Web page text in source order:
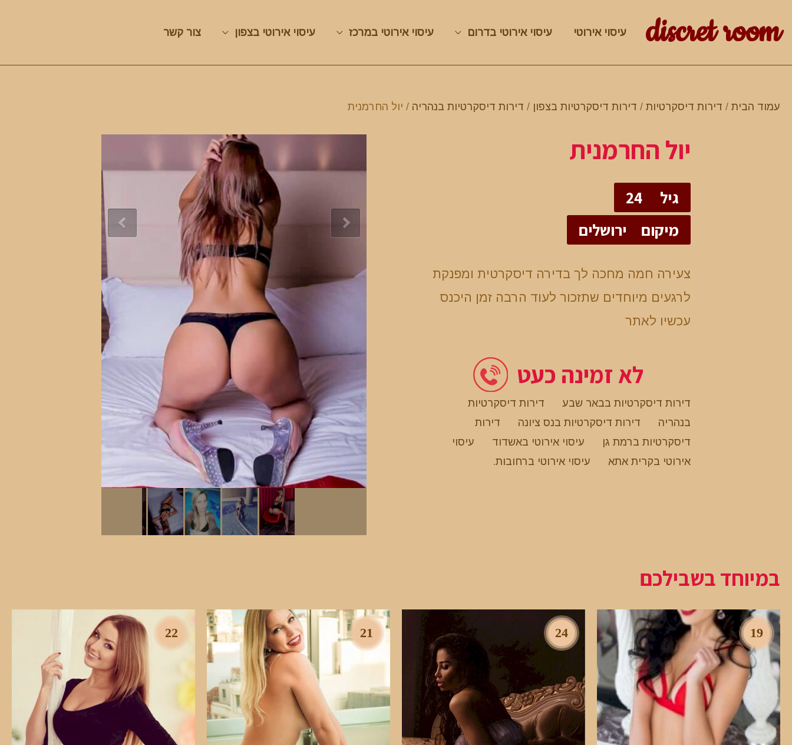
discret room עיסוי אירוטי עיסוי אירוטי בדרום עיסוי אירוטי במרכז עיסוי אירוטי בצפון צור קשר
עמוד הבית / דירות דיסקרטיות / דירות דיסקרטיות בצפון / דירות דיסקרטיות בנהריה / יול החרמנית
יול החרמנית
גיל
24
מיקום
ירושלים
צעירה חמה מחכה לך בדירה דיסקרטית ומפנקת
לרגעים מיוחדים שתזכור לעוד הרבה זמן היכנס
עכשיו לאתר
לא זמינה כעט
דירות דיסקרטיות בבאר שבע
דירות דיסקרטיות
בנהריה
דירות דיסקרטיות בנס ציונה
דירות
דיסקרטיות ברמת גן
עיסוי אירוטי באשדוד
עיסוי
אירוטי בקרית אתא
עיסוי אירוטי ברחובות.
במיוחד בשבילכם
19
24
21
22